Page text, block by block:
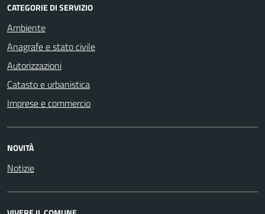
CATEGORIE DI SERVIZIO
Ambiente
Anagrafe e stato civile
Autorizzazioni
Catasto e urbanistica
Imprese e commercio
NOVITÀ
Notizie